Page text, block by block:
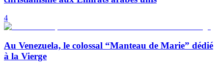
4
Au Venezuela, le colossal “Manteau de Marie” dédié
à la Vierge